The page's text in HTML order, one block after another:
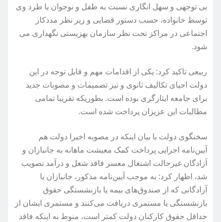
بی توجهی و سهل انگاری نسبت به طفل و نوجوان یا طرد وی
توسط خانواده، حسب دستور قضایی و زیر نظر مددکار
اجتماعی در مراکز تحت نظر سازمان بهزیستی نگهداری می
شود.
ربیعی تاکید کرد: یکی از اقدامات مهم و قابل توجه در این
دولت احیای تکالیف ثانوی و نیز تصمیمات و مصوبات جدید
برای جامعه ایثارگری بوده است. بطوریکه تقریبا تمامی
مطالبات این عزیزان پرداخت شده است.
سخنگوی دولت با بیان اینکه در مصوبه اخیرا دولت هم
آیین‌نامه اجرایی پرداخت کمک معیشت ماهانه به جانبازان و
آزادگان غیرحالت اشتغال معسر فاقد شغل و درآمد تصویب
شد، اظهار کرد: به موجب آیین‌نامه مذکور، جانبازان یا
آزادگانی که از صندوق‌های بیمه یا بازنشستگی حقوق
بازنشستگی یا مستمری دریافت می‌کنند و مستمری ایشان از
حداقل حقوق کارکنان دولت کمتر است، منوط به اینکه فاقد